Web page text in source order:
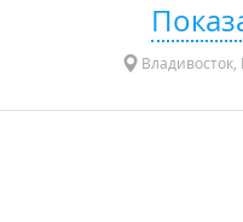
Владивосток,